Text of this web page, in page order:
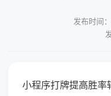
发布时间
小程序打牌提高胜率